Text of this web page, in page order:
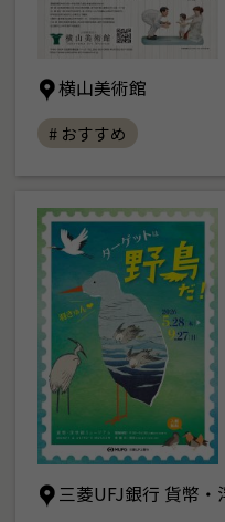
横山美術館
# おすすめ
三菱UFJ銀行 貨幣